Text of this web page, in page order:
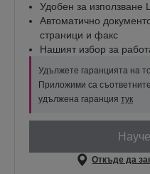
Удобен за използване
Автоматично
страници и факс
Нашият избор за
Удължете гаранцията на
Приложими са
удължена гаранция тук
Откъде да